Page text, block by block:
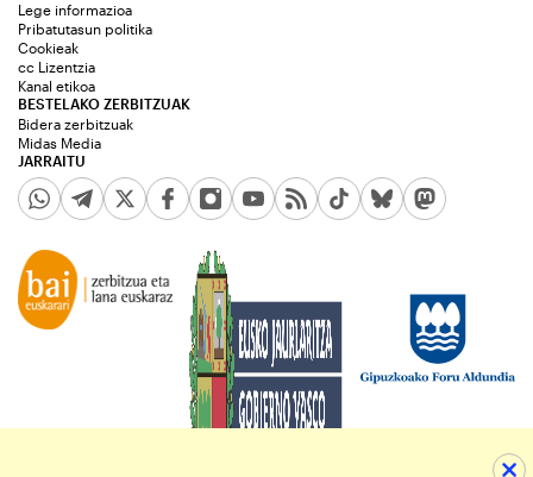
JARRAITU
Lege informazioa
Pribatutasun politika
Cookieak
cc Lizentzia
Kanal etikoa
BESTELAKO ZERBITZUAK
Bidera zerbitzuak
Midas Media